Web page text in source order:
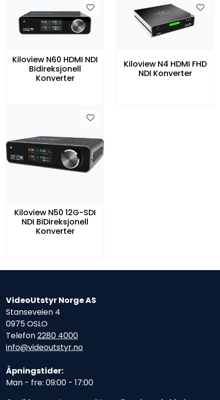
Kiloview N60 HDMI NDI
Bidireksjonell
Konverter
Kiloview N4 HDMI FHD
NDI Konverter
Kiloview N50 12G-SDI
NDI BiDireksjonell
Konverter
VideoUtstyr Norge AS
Stanseveien 4
0975 OSLO
Telefon2280 4000
info@videoutstyr.no
Åpningstider:
Man - fre: 09:00 - 17:00